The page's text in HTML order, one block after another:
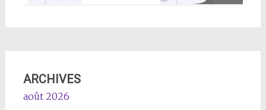
ARCHIVES
août 2026